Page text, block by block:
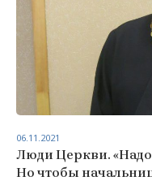
Люди Церкви.
Но чтобы
06.11.2021